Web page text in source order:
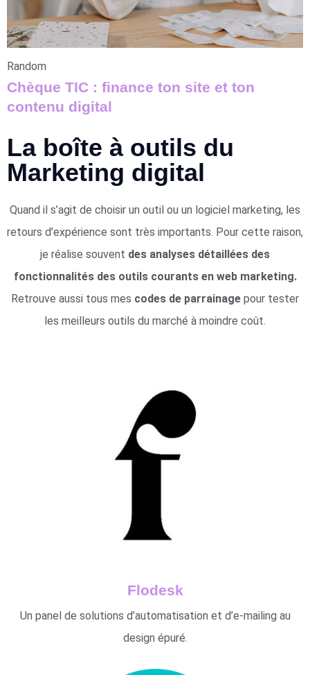
Random
Chèque TIC : finance ton site et ton
contenu digital
La boîte à outils du
Marketing digital
Quand il s’agit de choisir un outil ou un logiciel marketing, les
retours d’expérience sont très importants. Pour cette raison,
je réalise souvent des analyses détaillées des
fonctionnalités des outils courants en web marketing.
Retrouve aussi tous mes codes de parrainage pour tester
les meilleurs outils du marché à moindre coût.
Flodesk
Un panel de solutions d’automatisation et d’e-mailing au
design épuré.